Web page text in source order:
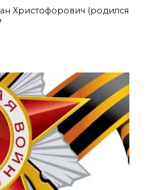
Христофорович (родился